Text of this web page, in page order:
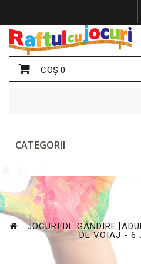
COŞ0
CATEGORII
>
JOCURI DE GÂNDIRE
DE VOIAJ - 6